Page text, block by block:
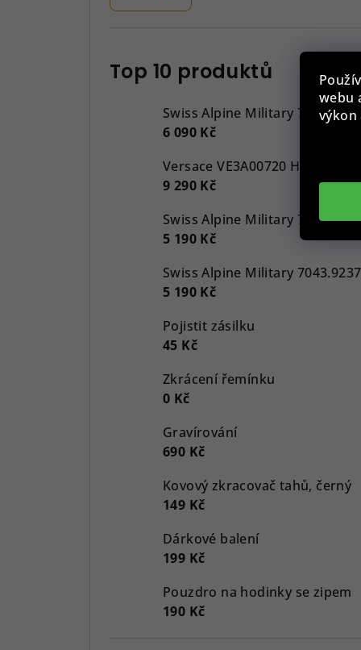
webu
výkon
Top 10 produktů
Swiss Alpine Military 7043.9177
6 090 Kč
9 290 Kč
5 190 Kč
5 190 Kč
Pojistit zásilku
45 Kč
Zkrácení řemínku
0 Kč
Gravírování
690 Kč
Kovový zkracovač tahů, černý
149 Kč
Dárkové balení
199 Kč
Pouzdro na hodinky se zipem
190 Kč